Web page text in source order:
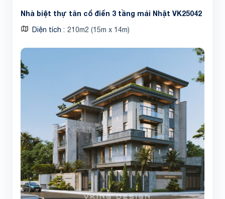
Nhà biệt thự tân cổ điển 3 tầng mái Nhật VK25042
Diện tích 210m2 (15m x 14m)